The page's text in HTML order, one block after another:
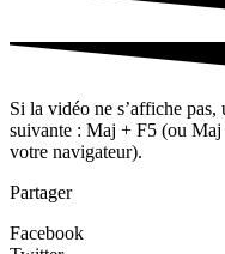
Si la vidéo ne s’affiche
suivante : Maj + F5 (ou Maj
votre navigateur).
Partager
Facebook